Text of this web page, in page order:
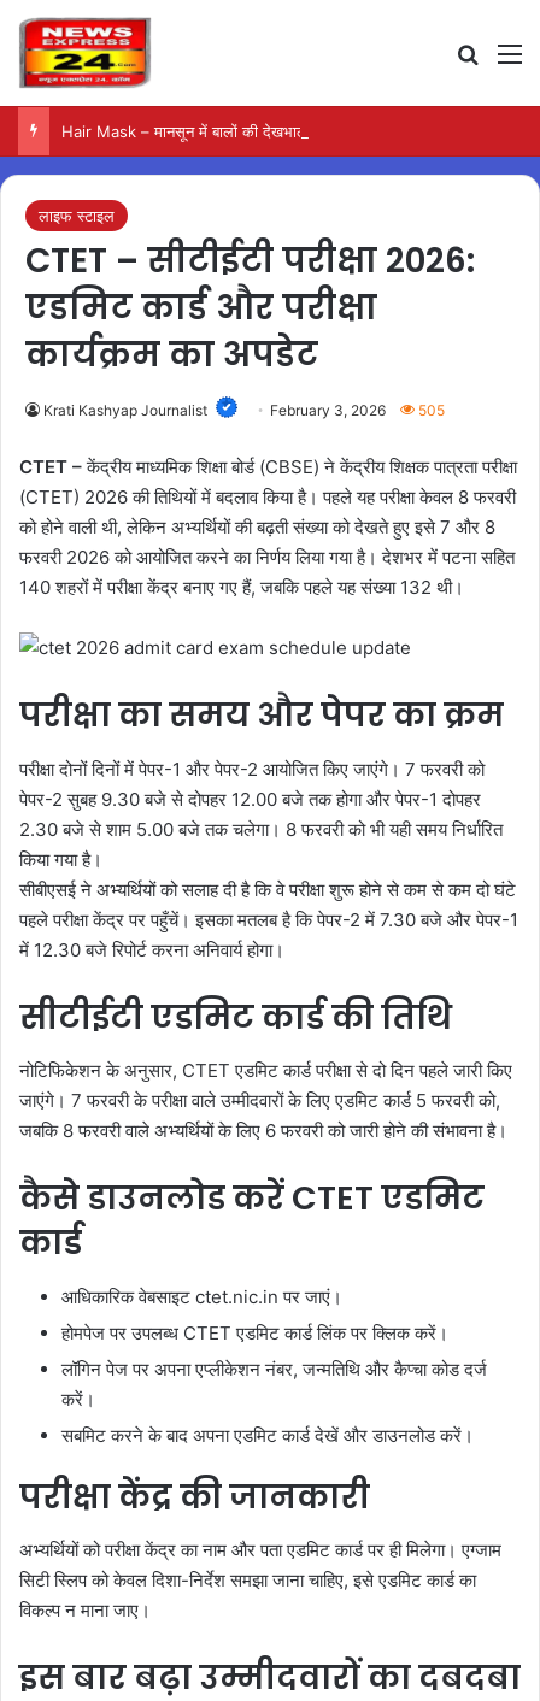
Hair Mask – मानसून में बालों की देखभाल के लिए आजमाएं अंडे का मास्क
लाइफ स्टाइल
CTET – सीटीईटी परीक्षा 2026:
एडमिट कार्ड और परीक्षा
कार्यक्रम का अपडेट
Krati Kashyap Journalist February 3, 2026 505
CTET –केंद्रीय माध्यमिक शिक्षा बोर्ड (CBSE) ने केंद्रीय शिक्षक पात्रता परीक्षा
(CTET) 2026 की तिथियों में बदलाव किया है। पहले यह परीक्षा केवल 8 फरवरी
को होने वाली थी, लेकिन अभ्यर्थियों की बढ़ती संख्या को देखते हुए इसे 7 और 8
फरवरी 2026 को आयोजित करने का निर्णय लिया गया है। देशभर में पटना सहित
140 शहरों में परीक्षा केंद्र बनाए गए हैं, जबकि पहले यह संख्या 132 थी।
परीक्षा का समय और पेपर का क्रम
परीक्षा दोनों दिनों में पेपर-1 और पेपर-2 आयोजित किए जाएंगे। 7 फरवरी को
पेपर-2 सुबह 9.30 बजे से दोपहर 12.00 बजे तक होगा और पेपर-1 दोपहर
2.30 बजे से शाम 5.00 बजे तक चलेगा। 8 फरवरी को भी यही समय निर्धारित
किया गया है।
सीबीएसई ने अभ्यर्थियों को सलाह दी है कि वे परीक्षा शुरू होने से कम से कम दो घंटे
पहले परीक्षा केंद्र पर पहुँचें। इसका मतलब है कि पेपर-2 में 7.30 बजे और पेपर-1
में 12.30 बजे रिपोर्ट करना अनिवार्य होगा।
सीटीईटी एडमिट कार्ड की तिथि
नोटिफिकेशन के अनुसार, CTET एडमिट कार्ड परीक्षा से दो दिन पहले जारी किए
जाएंगे। 7 फरवरी के परीक्षा वाले उम्मीदवारों के लिए एडमिट कार्ड 5 फरवरी को,
जबकि 8 फरवरी वाले अभ्यर्थियों के लिए 6 फरवरी को जारी होने की संभावना है।
कैसे डाउनलोड करें CTET एडमिट
कार्ड
आधिकारिक वेबसाइट ctet.nic.in पर जाएं।
होमपेज पर उपलब्ध CTET एडमिट कार्ड लिंक पर क्लिक करें।
लॉगिन पेज पर अपना एप्लीकेशन नंबर, जन्मतिथि और कैप्चा कोड दर्ज
करें।
सबमिट करने के बाद अपना एडमिट कार्ड देखें और डाउनलोड करें।
परीक्षा केंद्र की जानकारी
अभ्यर्थियों को परीक्षा केंद्र का नाम और पता एडमिट कार्ड पर ही मिलेगा। एग्जाम
सिटी स्लिप को केवल दिशा-निर्देश समझा जाना चाहिए, इसे एडमिट कार्ड का
विकल्प न माना जाए।
इस बार बढ़ा उम्मीदवारों का दबदबा